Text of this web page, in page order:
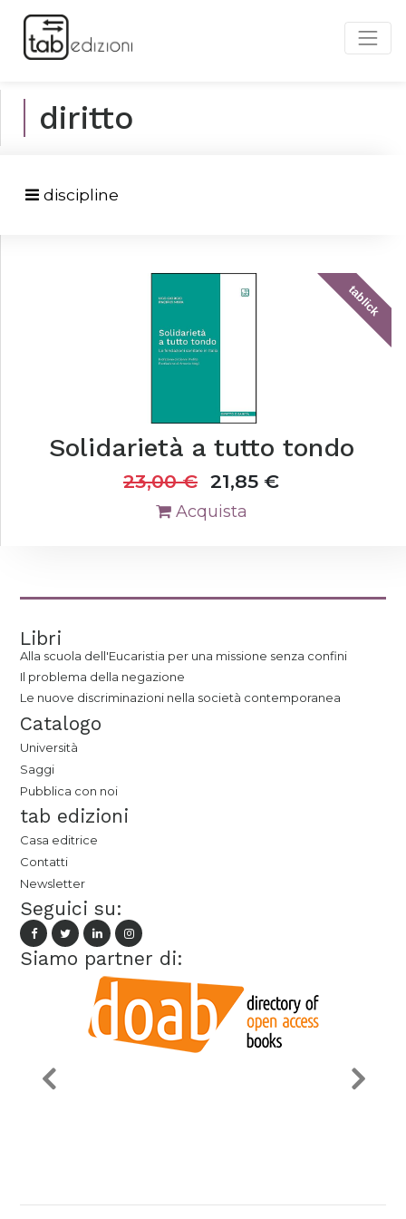
diritto
discipline
tablick
Solidarietà a tutto tondo
23,00€ 21,85 €
Acquista
Libri
Alla scuola dell'Eucaristia per una missione senza confini
Il problema della negazione
Le nuove discriminazioni nella società contemporanea
Catalogo
Università
Saggi
Pubblica con noi
tab edizioni
Casa editrice
Contatti
Newsletter
Seguici su:
Siamo partner di: